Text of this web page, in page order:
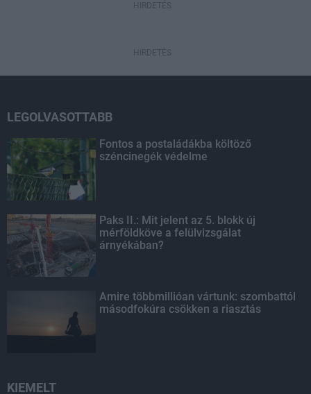
HIRDETÉS
HIRDETÉS
LEGOLVASOTTABB
Fontos a postaládákba költöző
széncinegék védelme
Paks II.: Mit jelent az 5. blokk új
mérföldköve a felülvizsgálat
árnyékában?
Amire többmillióan vártunk: szombattól
másodfokúra csökken a riasztás
KIEMELT